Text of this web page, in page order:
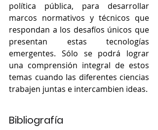
política pública, para desarrollar
marcos normativos y técnicos que
respondan a los desafíos únicos que
presentan estas tecnologías
emergentes. Sólo se podrá lograr
una comprensión integral de estos
temas cuando las diferentes ciencias
trabajen juntas e intercambien ideas.
Bibliografía